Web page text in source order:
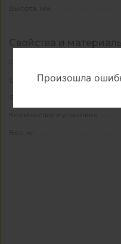
Высота, мм
Свойства и
Регулировка
Основной материал
Форма
Количество в упаковке
Вес, кг
Произошла